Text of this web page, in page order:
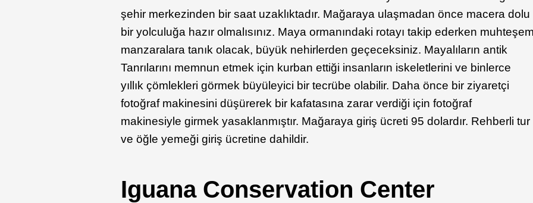
şehir merkezinden bir saat uzaklıktadır. Mağaraya ulaşmadan önce macera dolu
bir yolculuğa hazır olmalısınız. Maya ormanındaki rotayı takip ederken
manzaralara tanık olacak, büyük nehirlerden geçeceksiniz. Mayalıların antik
Tanrılarını memnun etmek için kurban ettiği insanların iskeletlerini ve binlerce
yıllık çömlekleri görmek büyüleyici bir tecrübe olabilir. Daha önce bir ziyaretçi
fotoğraf makinesini düşürerek bir kafatasına zarar verdiği için fotoğraf
makinesiyle girmek yasaklanmıştır. Mağaraya giriş ücreti 95 dolardır. Rehberli tur
ve öğle yemeği giriş ücretine dahildir.
Iguana Conservation Center